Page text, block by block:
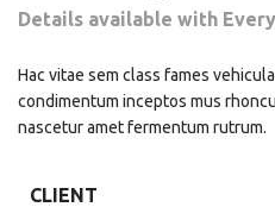
Details available with
Hac vitae sem class fames
condimentum inceptos mus
nascetur amet fermentum rutrum.
CLIENT